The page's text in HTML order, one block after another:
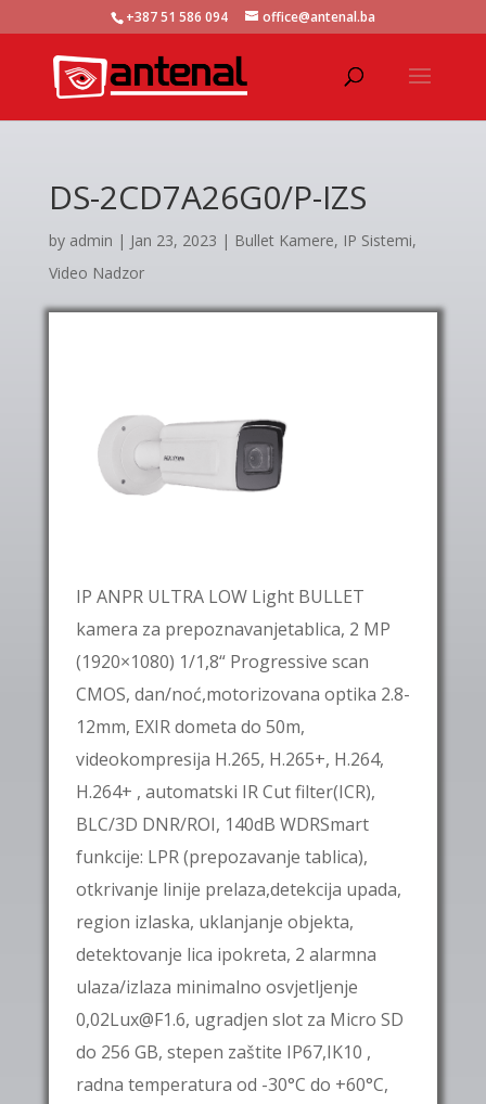
+387 51 586 094 office@antenal.ba
DS-2CD7A26G0/P-IZS
by admin | Jan 23, 2023 | Bullet Kamere, IP Sistemi,
Video Nadzor
IP ANPR ULTRA LOW Light BULLET
kamera za prepoznavanjetablica, 2 MP
(1920×1080) 1/1,8“ Progressive scan
CMOS, dan/noć,motorizovana optika 2.8-
12mm, EXIR dometa do 50m,
videokompresija H.265, H.265+, H.264,
H.264+ , automatski IR Cut filter(ICR),
BLC/3D DNR/ROI, 140dB WDRSmart
funkcije: LPR (prepozavanje tablica),
otkrivanje linije prelaza,detekcija upada,
region izlaska, uklanjanje objekta,
detektovanje lica ipokreta, 2 alarmna
ulaza/izlaza minimalno osvjetljenje
0,02Lux@F1.6, ugradjen slot za Micro SD
do 256 GB, stepen zaštite IP67,IK10 ,
radna temperatura od -30°C do +60°C,